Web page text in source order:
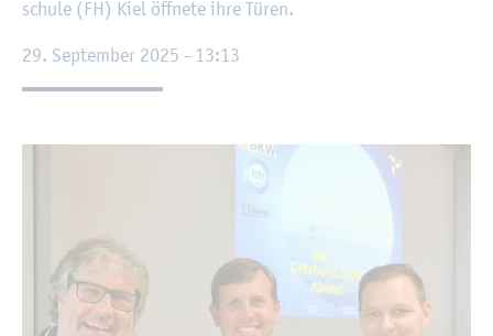
schu­le (FH) Kiel öff­ne­te ihre Türen.
29. Sep­tem­ber 2025 - 13:13